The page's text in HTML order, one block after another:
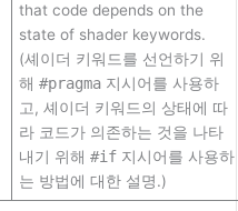
that code depends on the
state of shader keywords.
(셰이더 키워드를 선언하기 위
해#pragma 지시어를 사용하
고, 셰이더 키워드의 상태에 따
라 코드가 의존하는 것을 나타
내기 위해#if 지시어를 사용하
는 방법에 대한 설명.)